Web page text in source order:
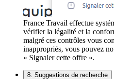
France Travail effectue
vérifier la légalité et la
malgré ces contrôles vous
inappropriés, vous pouvez
« Signaler cette offre ».
8. Suggestions de recherche